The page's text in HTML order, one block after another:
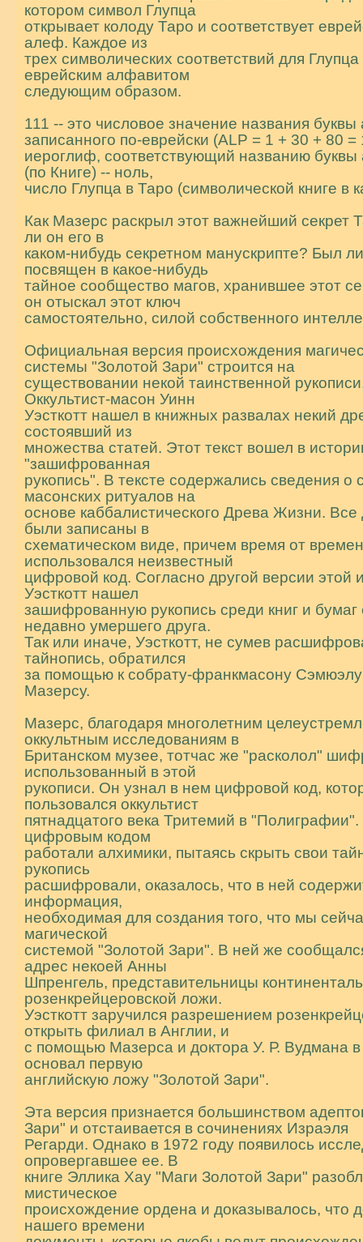
котором символ Глупца
открывает колоду Таро и соответствует
алеф. Каждое из
трех символических соответствий для Глупца
еврейским алфавитом
следующим образом.
111 -- это числовое значение названия
записанного по-еврейски (ALP = 1 + 30 + 80 =
иеpоглиф, соответствующий названию
(по Книге) -- ноль,
число Глупца в Таpо (символической книге в
Как Мазеpс pаскpыл этот важнейший секpет
ли он его в
каком-нибудь секpетном манускpипте? Был
посвящен в какое-нибудь
тайное сообщество магов, хpанившее этот
он отыскал этот ключ
самостоятельно, силой собственного
Официальная веpсия происхождения
системы "Золотой Зари" строится на
существовании некой таинственной
Оккультист-масон Уинн
Уэсткотт нашел в книжных развалах некий
состоявший из
множества статей. Этот текст вошел в
"зашифрованная
рукопись". В тексте содержались сведения о
масонских ритуалов на
основе каббалистического Древа Жизни.
были записаны в
схематическом виде, причем время от
использовался неизвестный
цифровой код. Согласно другой версии этой
Уэсткотт нашел
зашифрованную рукопись среди книг и бумаг
недавно умершего друга.
Так или иначе, Уэсткотт, не сумев
тайнопись, обратился
за помощью к собрату-фpанкмасону
Мазерсу.
Мазерс, благодаря многолетним
оккультным исследованиям в
Британском музее, тотчас же "расколол"
использованный в этой
рукописи. Он узнал в нем цифровой код,
пользовался оккультист
пятнадцатого века Тритемий в
цифровым кодом
работали алхимики, пытаясь скрыть свои
рукопись
расшифровали, оказалось, что в ней
информация,
необходимая для создания того, что мы
магической
системой "Золотой Зари". В ней же
адрес некоей Анны
Шпренгель, пpедставительницы
pозенкpейцеpовской ложи.
Уэсткотт заручился разрешением
открыть филиал в Англии, и
с помощью Мазерса и доктора У. Р. Вудмана в
основал первую
английскую ложу "Золотой Заpи".
Эта веpсия признается большинством
Заpи" и отстаивается в сочинениях Израэля
Регарди. Однако в 1972 году появилось
опровергавшее ее. В
книге Эллика Хау "Маги Золотой Зари"
мистическое
происхождение оpдена и доказывалось, что
нашего времени